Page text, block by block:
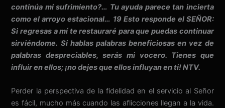
continúa mi sufrimiento?… Tu ayuda parece tan incierta
como el arroyo estacional… 19 Esto responde el SEÑOR:
Si regresas a mí te restauraré para que puedas continuar
sirviéndome. Si hablas palabras beneficiosas en vez de
palabras despreciables, serás mi vocero. Tienes que
influir en ellos; ¡no dejes que ellos influyan en ti! NTV.
Perder la perspectiva de la fidelidad en el servicio al Señor
es fácil, mucho más cuando las aflicciones llegan a la vida.